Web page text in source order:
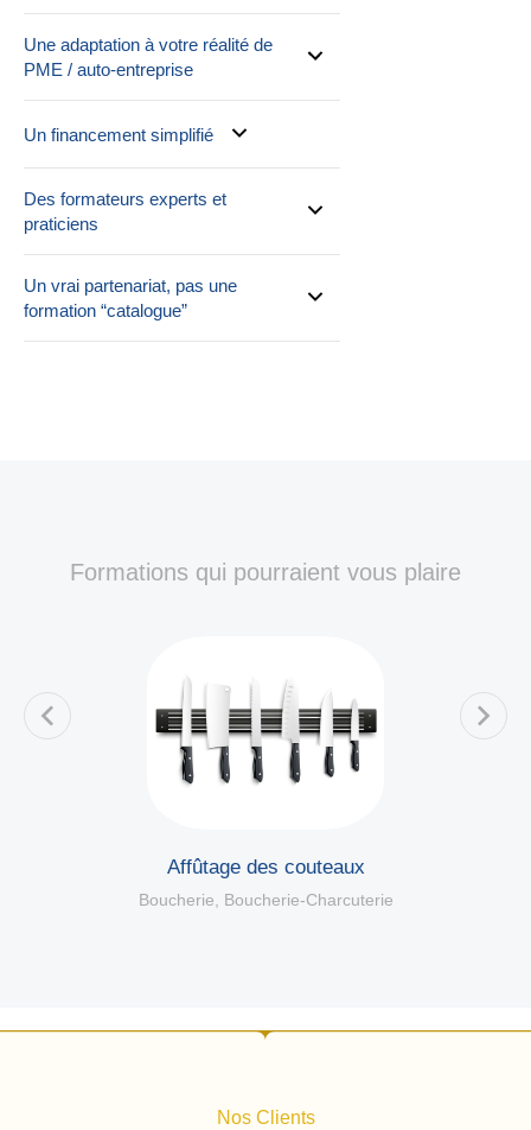
Une adaptation à votre réalité de
PME / auto-entreprise
Un financement simplifié
Des formateurs experts et
praticiens
Un vrai partenariat, pas une
formation “catalogue”
Formations qui pourraient vous plaire
Affûtage des couteaux
Boucherie Boucherie-Charcuterie
Nos Clients